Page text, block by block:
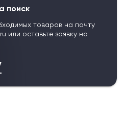
поиск
товаров на почту
или оставьте заявку на